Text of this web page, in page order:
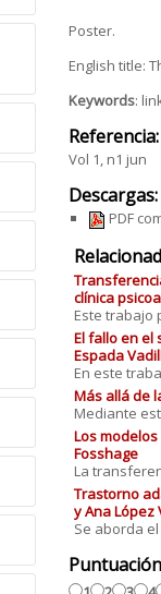
Poster.
English title:
Keywords:
Referencia:
Vol 1, n1 jun
Descargas:
PDF
clínica
Este trabajo
El fallo en el
Espada
En este
Más allá de
Mediante
Los
Fosshage
La
Trastorno
y Ana López
Se aborda
Puntuación